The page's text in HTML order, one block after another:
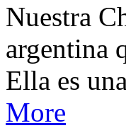
Nuestra
argentina
Ella es
More